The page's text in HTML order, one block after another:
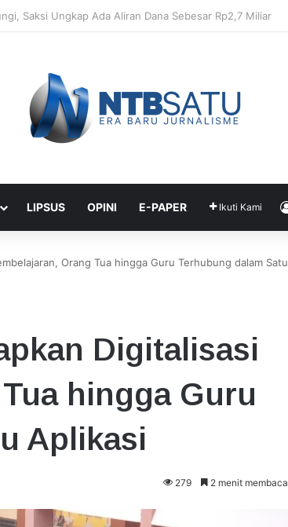
Didik dan Malaungi, Kejari Bima: Alasan Keamanan
LIPSUS OPINI E-PAPER Ikuti Kami
Orang Tua hingga Guru Terhubung dalam Satu
Digitalisasi
hingga Guru
Aplikasi
279 2 menit membaca